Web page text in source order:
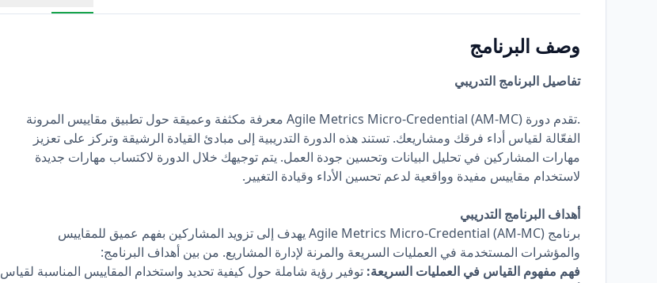
وصف البرنامج
تفاصيل البرنامج التدريبي
.تقدم دورة Agile Metrics Micro-Credential (AM-MC) معرفة مكثفة وعميقة حول تطبيق مقاييس المرونة
الفعّالة لقياس أداء فرقك ومشاريعك. تستند هذه الدورة التدريبية إلى مبادئ القيادة الرشيقة وتركز على تعزيز
مهارات المشاركين في تحليل البيانات وتحسين جودة العمل. يتم توجيهك خلال الدورة لاكتساب مهارات جديدة
لاستخدام مقاييس مفيدة وواقعية لدعم تحسين الأداء وقيادة التغيير.
أهداف البرنامج التدريبي
برنامج Agile Metrics Micro-Credential (AM-MC) يهدف إلى تزويد المشاركين بفهم عميق للمقاييس
والمؤشرات المستخدمة في العمليات السريعة والمرنة لإدارة المشاريع. من بين أهداف البرنامج:
فهم مفهوم القياس في العمليات السريعة: توفير رؤية شاملة حول كيفية تحديد واستخدام المقاييس المناسبة لقياس